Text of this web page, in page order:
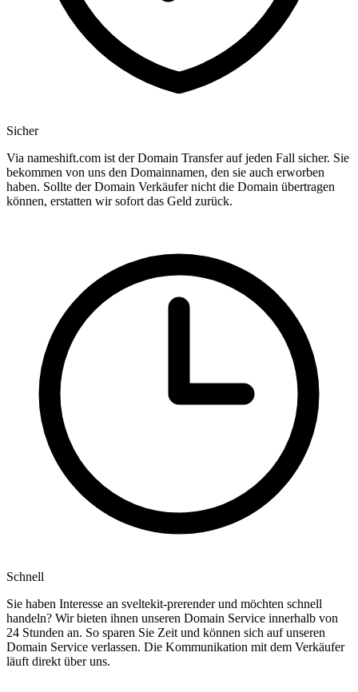
Sicher
Via nameshift.com ist der Domain Transfer auf jeden Fall sicher. Sie
bekommen von uns den Domainnamen, den sie auch erworben
haben. Sollte der Domain Verkäufer nicht die Domain übertragen
können, erstatten wir sofort das Geld zurück.
Schnell
Sie haben Interesse an sveltekit-prerender und möchten schnell
handeln? Wir bieten ihnen unseren Domain Service innerhalb von
24 Stunden an. So sparen Sie Zeit und können sich auf unseren
Domain Service verlassen. Die Kommunikation mit dem Verkäufer
läuft direkt über uns.